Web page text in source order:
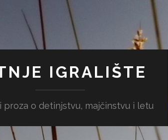
IGRALIŠTE
proza o detinjstvu, majčinstvu i letu